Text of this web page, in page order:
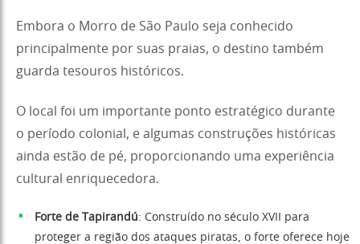
Embora o Morro de São Paulo seja conhecido
principalmente por suas praias, o destino também
guarda tesouros históricos.
O local foi um importante ponto estratégico durante
o período colonial, e algumas construções históricas
ainda estão de pé, proporcionando uma experiência
cultural enriquecedora.
Forte de Tapirandú: Construído no século XVII para
proteger a região dos ataques piratas, o forte oferece hoje